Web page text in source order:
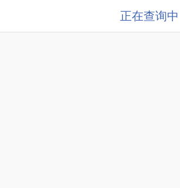
正在查询中